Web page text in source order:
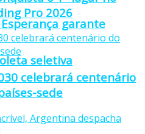
garante
seletiva
Pro 2026
celebrará centenário
sede